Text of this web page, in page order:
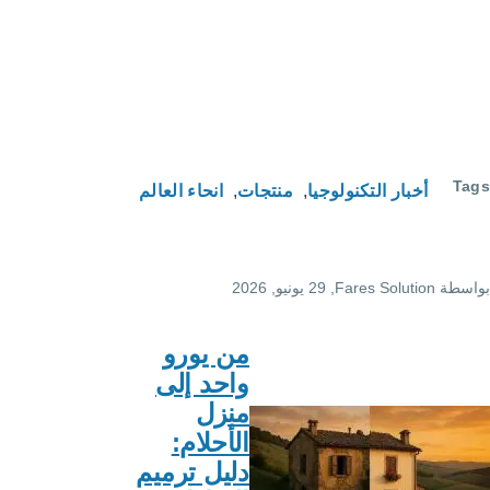
منتجات انحاء العالم
, 29 يونيو, 2026
منزل
الأحلام:
دليل ترميم